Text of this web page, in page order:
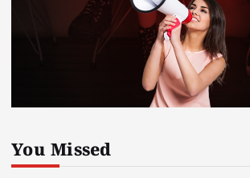
You Missed